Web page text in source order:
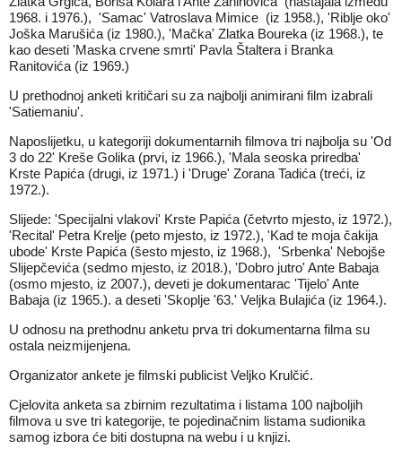
1968. i 1976.), 'Samac' Vatroslava Mimice (iz 1958.), 'Riblje oko'
Joška Marušića (iz 1980.), 'Mačka' Zlatka Boureka (iz 1968.), te
kao deseti 'Maska crvene smrti' Pavla Štaltera i Branka
Ranitovića (iz 1969.)
U prethodnoj anketi kritičari su za najbolji animirani film izabrali
'Satiemaniu'.
Naposlijetku, u kategoriji dokumentarnih filmova tri najbolja su 'Od
3 do 22' Kreše Golika (prvi, iz 1966.), 'Mala seoska priredba'
Krste Papića (drugi, iz 1971.) i 'Druge' Zorana Tadića (treći, iz
1972.).
Slijede: 'Specijalni vlakovi' Krste Papića (četvrto mjesto, iz 1972.),
'Recital' Petra Krelje (peto mjesto, iz 1972.), 'Kad te moja čakija
ubode' Krste Papića (šesto mjesto, iz 1968.), 'Srbenka' Nebojše
Slijepčevića (sedmo mjesto, iz 2018.), 'Dobro jutro' Ante Babaja
(osmo mjesto, iz 2007.), deveti je dokumentarac 'Tijelo' Ante
Babaja (iz 1965.). a deseti 'Skoplje '63.' Veljka Bulajića (iz 1964.).
U odnosu na prethodnu anketu prva tri dokumentarna filma su
ostala neizmijenjena.
Organizator ankete je filmski publicist Veljko Krulčić.
Cjelovita anketa sa zbirnim rezultatima i listama 100 najboljih
filmova u sve tri kategorije, te pojedinačnim listama sudionika
samog izbora će biti dostupna na webu i u knjizi.